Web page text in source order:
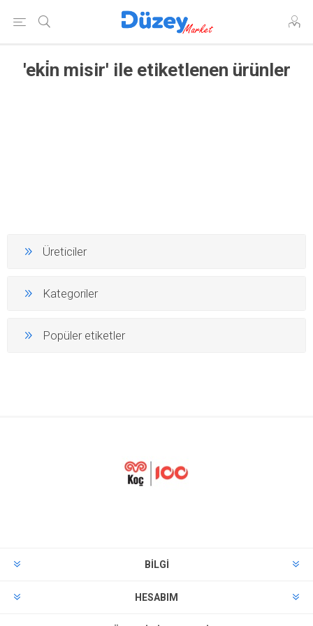
'eki̇n misir' ile etiketlenen ürünler
Üreticiler
Kategoriler
Popüler etiketler
BILGI
HESABIM